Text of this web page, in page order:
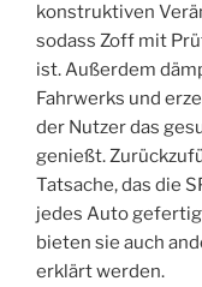
konstruktiven
sodass Zoff mit
ist. Außerdem
Fahrwerks und
der Nutzer das
genießt.
Tatsache, das die
jedes Auto
bieten sie auch
erklärt werden.